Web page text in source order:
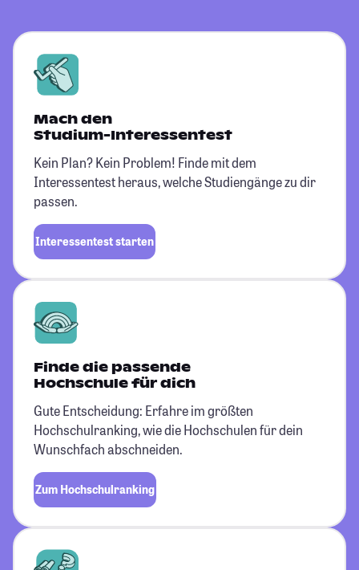
Mach den
Studium-Interessentest
Kein Plan? Kein Problem! Finde mit dem
Interessentest heraus, welche Studiengänge zu dir
passen.
Interessentest starten
Finde die passende
Hochschule für dich
Gute Entscheidung: Erfahre im größten
Hochschulranking, wie die Hochschulen für dein
Wunschfach abschneiden.
Zum Hochschulranking